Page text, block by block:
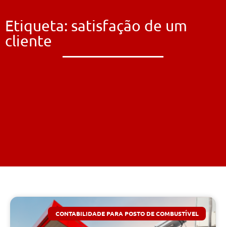
Etiqueta: satisfação de um
cliente
CONTABILIDADE PARA POSTO DE COMBUSTÍVEL